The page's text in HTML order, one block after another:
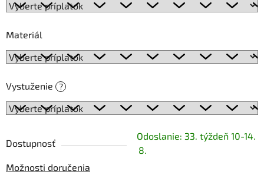
Materiál
Vystuženie ?
Dostupnosť
Odoslanie: 33. týždeň 10-14.
8.
Možnosti doručenia